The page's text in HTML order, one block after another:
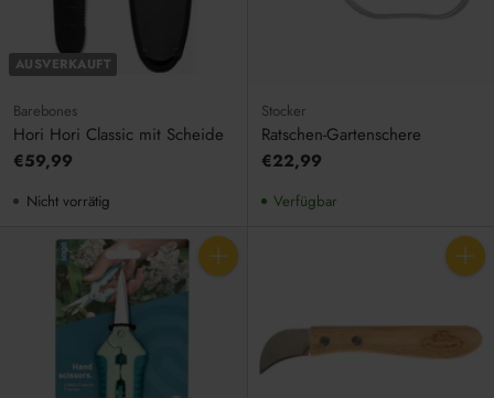
AUSVERKAUFT
Barebones
Hori Hori Classic mit Scheide
€59,99
Nicht vorrätig
Stocker
Ratschen-Gartenschere
€22,99
Verfügbar
Anzahl Anzahl